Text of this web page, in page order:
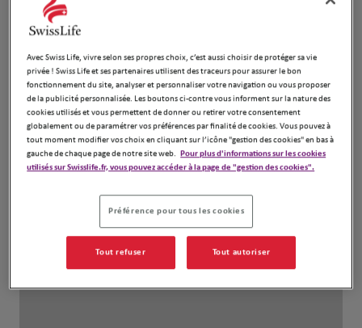
Avec Swiss Life, vivre selon ses propres choix, c’est aussi choisir de protéger sa vie
privée ! Swiss Life et ses partenaires utilisent des traceurs pour assurer le bon
fonctionnement du site, analyser et personnaliser votre navigation ou vous proposer
de la publicité personnalisée. Les boutons ci-contre vous informent sur la nature des
cookies utilisés et vous permettent de donner ou retirer votre consentement
globalement ou de paramétrer vos préférences par finalité de cookies. Vous pouvez à
tout moment modifier vos choix en cliquant sur l’icône "gestion des cookies" en bas à
gauche de chaque page de notre site web. Pour plus d'informations sur les cookies
utilisés sur Swisslife.fr, vous pouvez accéder à la page de "gestion des cookies".
Préférence pour tous les cookies
Tout refuser Tout autoriser